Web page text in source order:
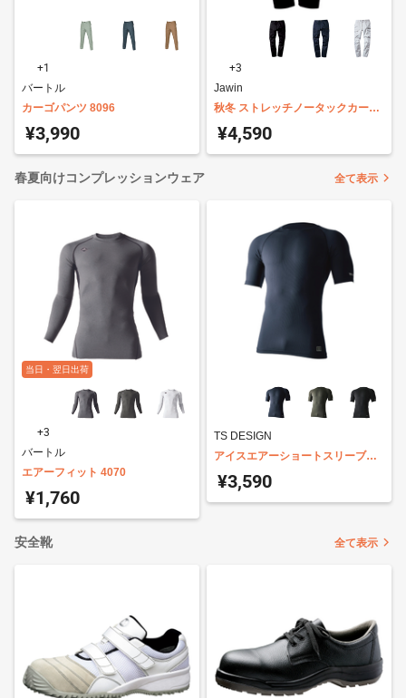
+1
バートル
カーゴパンツ 8096
¥3,990
+3
Jawin
秋冬 ストレッチノータックカーゴ
パンツ 52502
¥4,590
春夏向けコンプレッションウェア 全て表示
当日・翌日出荷
+3
バートル
エアーフィット 4070
¥1,760
TS DESIGN
アイスエアーショートスリーブシ
ャツ 851055
¥3,590
安全靴 全て表示